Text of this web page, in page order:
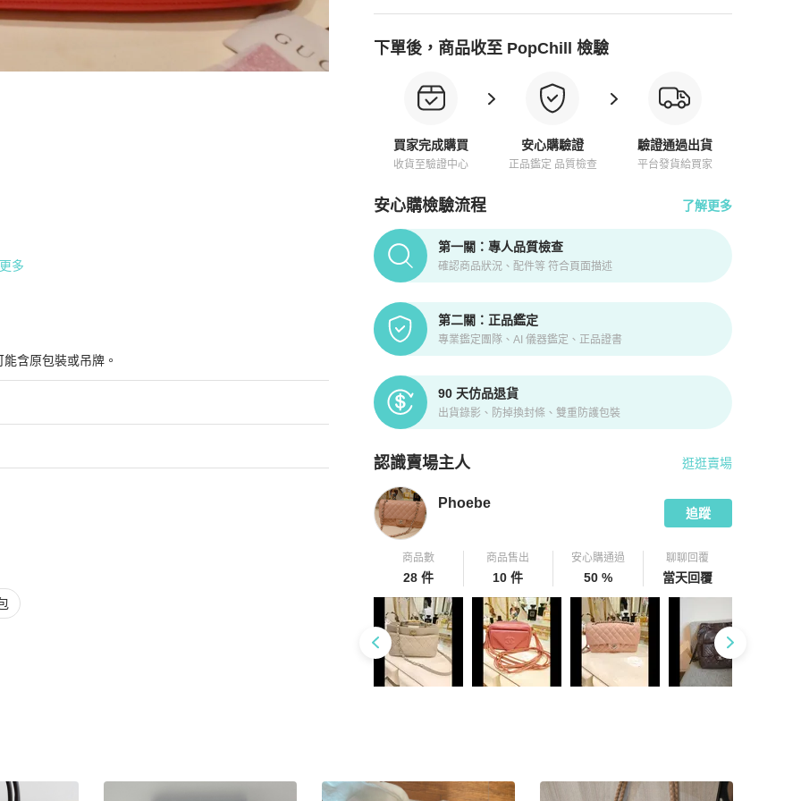
下單後，商品收至 PopChill 檢驗
買家完成購買
收貨至驗證中心
安心購驗證
正品鑑定 品質檢查
驗證通過出貨
平台發貨給買家
安心購檢驗流程 了解更多
PopChill拍拍圈正品驗證、安心購檢驗流程介紹
第一關：專人品質檢查
確認商品狀況、配件等 符合頁面描述
第二關：正品鑑定
專業鑑定團隊、AI 儀器鑑定、正品證書
90 天仿品退貨
出貨錄影、防掉換封條、雙重防護包裝
認識賣場主人
PopChill 拍拍圈嚴選賣家
逛逛賣場
Phoebe
追蹤
商品數
28 件
商品售出
10 件
安心購通過
50 %
聊聊回覆
當天回覆
多
含原包裝或吊牌。